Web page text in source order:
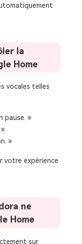
la
Home
vocales telles
pause. »
»
votre expérience
ne
Home
sur